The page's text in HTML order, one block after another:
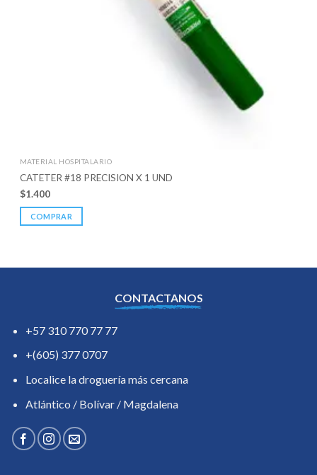
MATERIAL HOSPITALARIO
CATETER #18 PRECISION X 1 UND
$1.400
COMPRAR
CONTACTANOS
+57 310 770 77 77
+(605) 377 0707
Localice la droguería más cercana
Atlántico / Bolívar / Magdalena